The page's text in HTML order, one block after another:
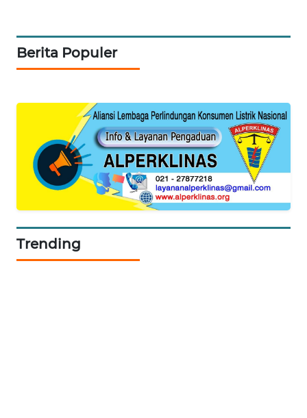
Berita Populer
Trending
LKKI
KOPEKLIN
PORTAL
KONSUMEN
FORWAMKI
ALPERKLINAS
FORJASIDA